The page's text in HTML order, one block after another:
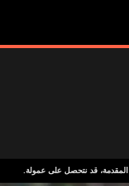
على عمولة.